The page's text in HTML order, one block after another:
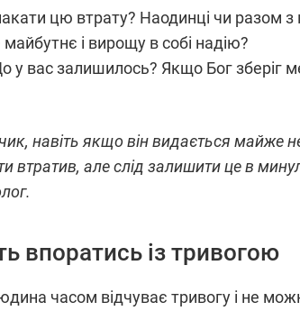
цю втрату? Наодинці чи разом з
і вирощу в собі надію?
вас залишилось? Якщо Бог зберіг
навіть якщо він видається майже
втратив, але слід залишити це в
впоратись із тривогою
часом відчуває тривогу і не